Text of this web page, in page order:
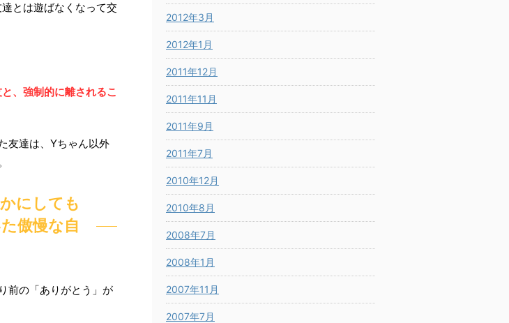
とは遊ばなくなって交
、強制的に離されるこ
友達は、Yちゃん以外
にしても
傲慢な自
前の「ありがとう」が
2012年3月
2012年1月
2011年12月
2011年11月
2011年9月
2011年7月
2010年12月
2010年8月
2008年7月
2008年1月
2007年11月
2007年7月